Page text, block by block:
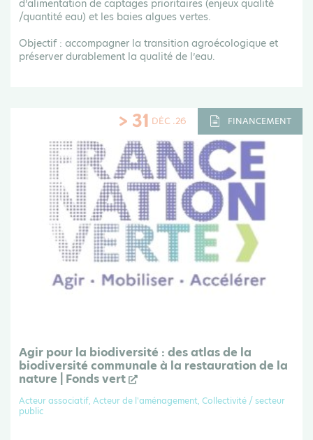
d’alimentation de captages prioritaires (enjeux qualité
/quantité eau) et les baies algues vertes.
Objectif : accompagner la transition agroécologique et
préserver durablement la qualité de l’eau.
> 31 DÉC .26 FINANCEMENT
Agir pour la biodiversité : des atlas de la
biodiversité communale à la restauration de la
nature | Fonds vert
Acteur associatif, Acteur de l'aménagement, Collectivité / secteur
public